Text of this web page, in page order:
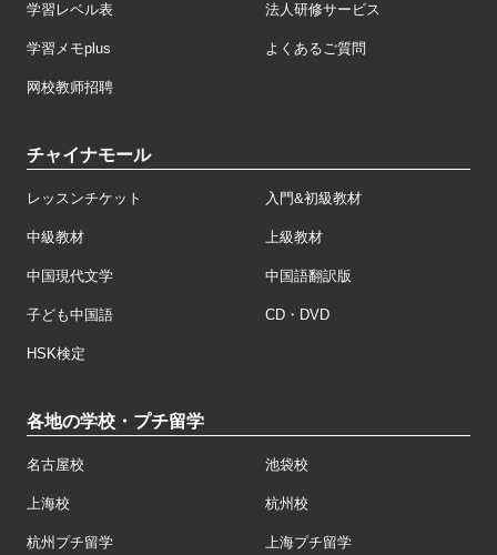
学習レベル表 法人研修サービス
学習メモplus よくあるご質問
网校教师招聘
チャイナモール
レッスンチケット 入門&初級教材
中級教材 上級教材
中国現代文学 中国語翻訳版
子ども中国語 CD・DVD
HSK検定
各地の学校・プチ留学
名古屋校 池袋校
上海校 杭州校
杭州プチ留学 上海プチ留学